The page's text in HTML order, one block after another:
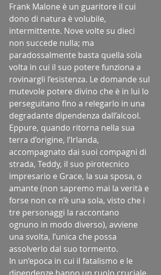
Frank Malone è un guaritore il cui
dono di natura è volubile,
intermittente. Nove volte su dieci
non succede nulla; ma
paradossalmente basta quella sola
volta in cui il suo potere funziona a
rovinargli l’esistenza. Le domande sul
mutevole potere divino che è in lui lo
perseguitano fino a relegarlo in una
degradante dipendenza dall’alcool.
Eppure, quando ritorna nella sua
terra d’origine, l’Irlanda,
accompagnato dai suoi compagni di
strada, Teddy, il suo pirotecnico
impresario e Grace, la sua sposa, o
amante (non sapremo mai la verità e
forse non ce n’è una sola, visto che i
tre personaggi la raccontano
ognuno in modo diverso), avviene
una svolta, l’unica che possa
assolverlo dal suo tormento.
In un’epoca in cui il fatalismo e le